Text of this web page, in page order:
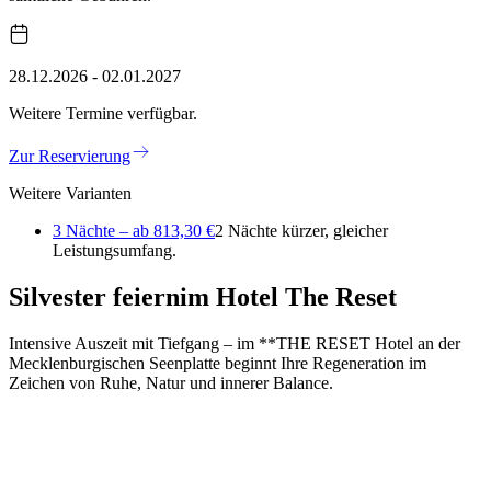
28.12.2026 - 02.01.2027
Weitere Termine verfügbar.
Zur Reservierung
Weitere Varianten
3 Nächte – ab 813,30 €2 Nächte kürzer, gleicher
Leistungsumfang.
Silvester feiernim Hotel The Reset
Intensive Auszeit mit Tiefgang – im **THE RESET Hotel an der
Mecklenburgischen Seenplatte beginnt Ihre Regeneration im
Zeichen von Ruhe, Natur und innerer Balance.